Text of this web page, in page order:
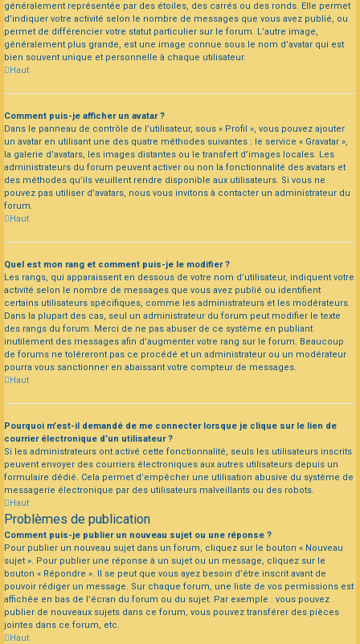
généralement représentée par des étoiles, des carrés ou des ronds. Elle permet
d’indiquer votre activité selon le nombre de messages que vous avez publié, ou
permet de différencier votre statut particulier sur le forum. L’autre image,
généralement plus grande, est une image connue sous le nom d’avatar qui est
bien souvent unique et personnelle à chaque utilisateur.
Haut
Comment puis-je afficher un avatar ?
Dans le panneau de contrôle de l’utilisateur, sous « Profil », vous pouvez ajouter
un avatar en utilisant une des quatre méthodes suivantes : le service « Gravatar »,
la galerie d’avatars, les images distantes ou le transfert d’images locales. Les
administrateurs du forum peuvent activer ou non la fonctionnalité des avatars et
des méthodes qu’ils veuillent rendre disponible aux utilisateurs. Si vous ne
pouvez pas utiliser d’avatars, nous vous invitons à contacter un administrateur du
forum.
Haut
Quel est mon rang et comment puis-je le modifier ?
Les rangs, qui apparaissent en dessous de votre nom d’utilisateur, indiquent votre
activité selon le nombre de messages que vous avez publié ou identifient
certains utilisateurs spécifiques, comme les administrateurs et les modérateurs.
Dans la plupart des cas, seul un administrateur du forum peut modifier le texte
des rangs du forum. Merci de ne pas abuser de ce système en publiant
inutilement des messages afin d’augmenter votre rang sur le forum. Beaucoup
de forums ne toléreront pas ce procédé et un administrateur ou un modérateur
pourra vous sanctionner en abaissant votre compteur de messages.
Haut
Pourquoi m’est-il demandé de me connecter lorsque je clique sur le lien de
courrier électronique d’un utilisateur ?
Si les administrateurs ont activé cette fonctionnalité, seuls les utilisateurs inscrits
peuvent envoyer des courriers électroniques aux autres utilisateurs depuis un
formulaire dédié. Cela permet d’empêcher une utilisation abusive du système de
messagerie électronique par des utilisateurs malveillants ou des robots.
Haut
Problèmes de publication
Comment puis-je publier un nouveau sujet ou une réponse ?
Pour publier un nouveau sujet dans un forum, cliquez sur le bouton « Nouveau
sujet ». Pour publier une réponse à un sujet ou un message, cliquez sur le
bouton « Répondre ». Il se peut que vous ayez besoin d’être inscrit avant de
pouvoir rédiger un message. Sur chaque forum, une liste de vos permissions est
affichée en bas de l’écran du forum ou du sujet. Par exemple : vous pouvez
publier de nouveaux sujets dans ce forum, vous pouvez transférer des pièces
jointes dans ce forum, etc.
Haut